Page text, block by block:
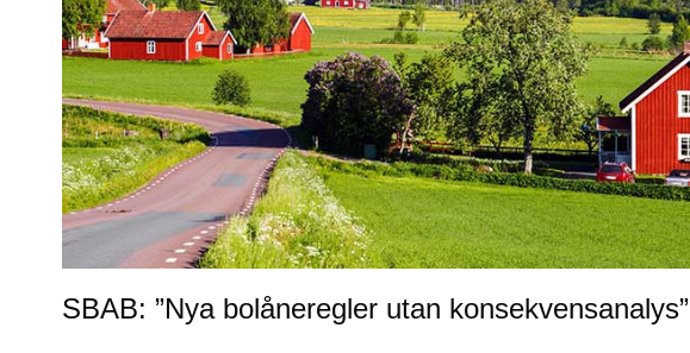
SBAB: ”Nya bolåneregler utan konsekvensanalys”